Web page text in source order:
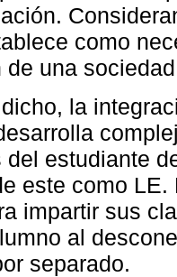
como
de una
la
del estudiante
este como
impartir sus
al
separado.